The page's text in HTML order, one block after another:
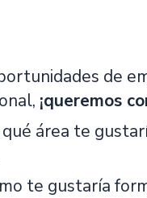
de
¡queremos
área te
te gustaría